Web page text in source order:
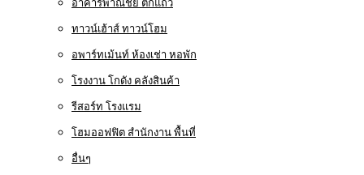
อาคารพาณิชย์ ตึกแถว
ทาวน์เฮ้าส์ ทาวน์โฮม
อพาร์ทเม้นท์ ห้องเช่า หอพัก
โรงงาน โกดัง คลังสินค้า
รีสอร์ท โรงแรม
โฮมออฟฟิต สำนักงาน พื้นที่
อื่นๆ